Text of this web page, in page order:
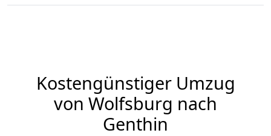
Kostengünstiger Umzug
von Wolfsburg nach
Genthin